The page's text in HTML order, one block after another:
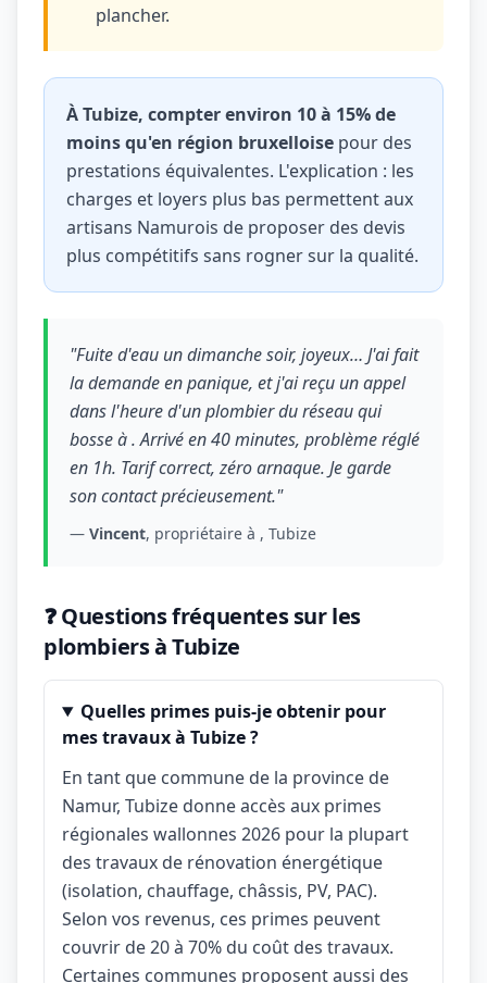
plancher.
À Tubize, compter environ 10 à 15% de
moins qu'en région bruxelloise pour des
prestations équivalentes. L'explication : les
charges et loyers plus bas permettent aux
artisans Namurois de proposer des devis
plus compétitifs sans rogner sur la qualité.
"Fuite d'eau un dimanche soir, joyeux… J'ai fait
la demande en panique, et j'ai reçu un appel
dans l'heure d'un plombier du réseau qui
bosse à . Arrivé en 40 minutes, problème réglé
en 1h. Tarif correct, zéro arnaque. Je garde
son contact précieusement."
— Vincent, propriétaire à , Tubize
❓ Questions fréquentes sur les
plombiers à Tubize
Quelles primes puis-je obtenir pour
mes travaux à Tubize ?
En tant que commune de la province de
Namur, Tubize donne accès aux primes
régionales wallonnes 2026 pour la plupart
des travaux de rénovation énergétique
(isolation, chauffage, châssis, PV, PAC).
Selon vos revenus, ces primes peuvent
couvrir de 20 à 70% du coût des travaux.
Certaines communes proposent aussi des